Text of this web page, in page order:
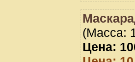
(Масса:
Цена: